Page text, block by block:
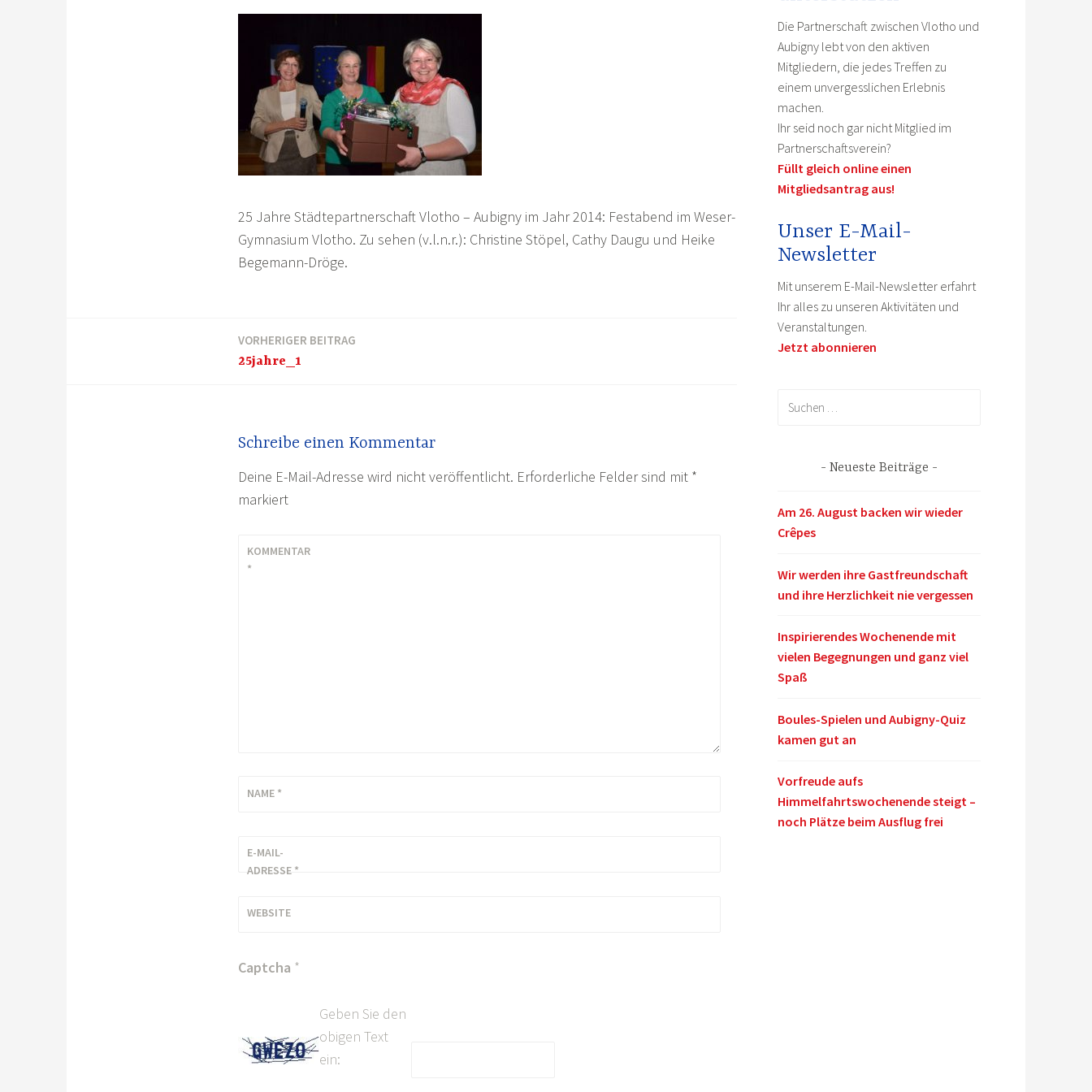
25 Jahre Städtepartnerschaft Vlotho – Aubigny im Jahr 2014: Festabend im Weser-
Gymnasium Vlotho. Zu sehen (v.l.n.r.): Christine Stöpel, Cathy Daugu und Heike
Begemann-Dröge.
BeitragsnavigationVORHERIGER BEITRAG
25jahre_1
Schreibe einen Kommentar
Deine E-Mail-Adresse wird nicht veröffentlicht. Erforderliche Felder sind mit *
markiert
KOMMENTAR
*
NAME *
E-MAIL-
ADRESSE *
WEBSITE
Captcha *
Geben Sie den
obigen Text
ein:
Die Partnerschaft zwischen Vlotho und
Aubigny lebt von den aktiven
Mitgliedern, die jedes Treffen zu
einem unvergesslichen Erlebnis
machen.
Ihr seid noch gar nicht Mitglied im
Partnerschaftsverein?
Füllt gleich online einen
Mitgliedsantrag aus!
Unser E-Mail-
Newsletter
Mit unserem E-Mail-Newsletter erfahrt
Ihr alles zu unseren Aktivitäten und
Veranstaltungen.
Jetzt abonnieren
Neueste Beiträge
Am 26. August backen wir wieder
Crêpes
Wir werden ihre Gastfreundschaft
und ihre Herzlichkeit nie vergessen
Inspirierendes Wochenende mit
vielen Begegnungen und ganz viel
Spaß
Boules-Spielen und Aubigny-Quiz
kamen gut an
Vorfreude aufs
Himmelfahrtswochenende steigt –
noch Plätze beim Ausflug frei